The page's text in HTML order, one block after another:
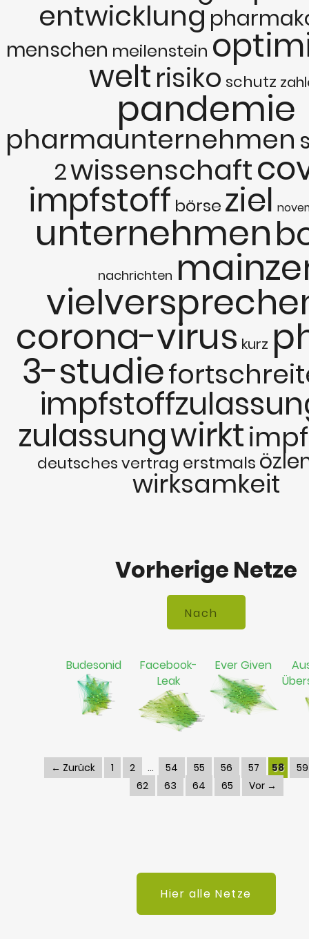
entwicklung
menschen meilenstein
weltrisiko schutz
pandemie
pharmaunternehmen
2wissenschaft
impfstoff börse ziel
unternehmen
nachrichten
corona-virus kurz
3-studie
zulassungwirkt
deutschesvertrag erstmals
wirksamkeit
Vorherige Netze
Budesonid
Facebook-
Leak
Ever Given
← Zurück 1 2 54 55 56 57 58
59
62
63 64 65 Vor →
Hier alle Netze